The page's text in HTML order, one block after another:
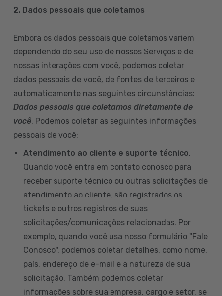
2. Dados pessoais que coletamos
Embora os dados pessoais que coletamos variem
dependendo do seu uso de nossos Serviços e de
nossas interações com você, podemos coletar
dados pessoais de você, de fontes de terceiros e
automaticamente nas seguintes circunstâncias:
Dados pessoais que coletamos diretamente de
você. Podemos coletar as seguintes informações
pessoais de você:
Atendimento ao cliente e suporte técnico.
Quando você entra em contato conosco para
receber suporte técnico ou outras solicitações de
atendimento ao cliente, são registrados os
tickets e outros registros de suas
solicitações/comunicações relacionadas. Por
exemplo, quando você usa nosso formulário "Fale
Conosco", podemos coletar detalhes, como nome,
país, endereço de e-mail e a natureza de sua
solicitação. Também podemos coletar
informações sobre sua empresa, cargo e setor, se